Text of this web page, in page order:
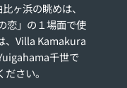
ヶ浜の眺めは、
恋」の１場面で使
、Villa Kamakura
千世で
さい。